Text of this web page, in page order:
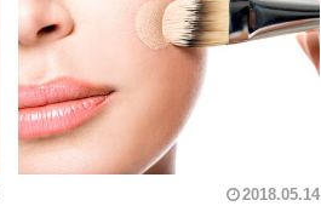
2018.05.14